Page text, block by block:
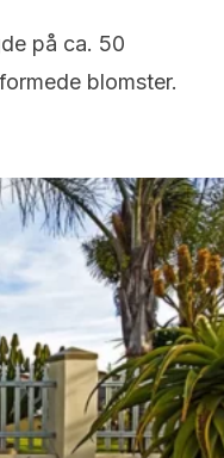
på ca. 50
blomster.